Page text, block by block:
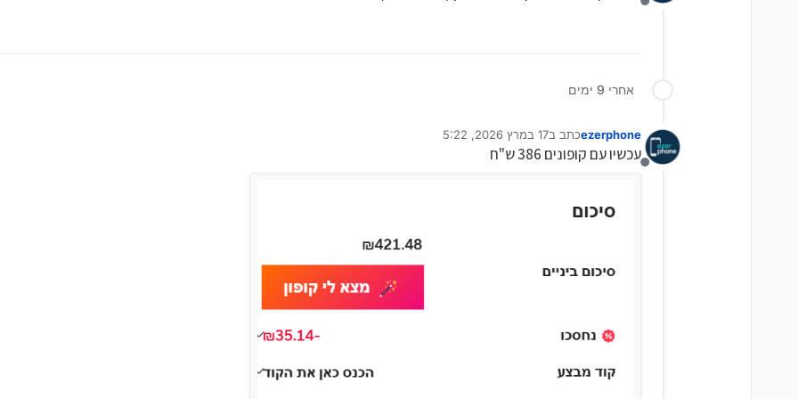
מנותק
אחרי 9 ימים
מנותק
ezerphoneכתב ב17 במרץ 2026, 5:22
נערך לאחרונה על ידי ezerphone
עכשיו עם קופונים 386 ש"ח